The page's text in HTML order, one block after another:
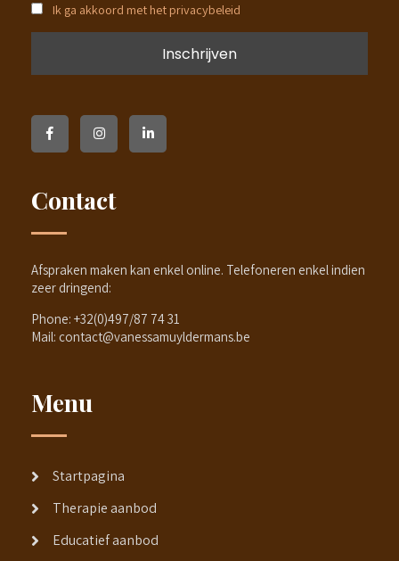
Ik ga akkoord met het privacybeleid
Contact
Afspraken maken kan enkel online. Telefoneren enkel indien
zeer dringend:
Phone: +32(0)497/87 74 31
Mail: contact@vanessamuyldermans.be
Menu
Startpagina
Therapie aanbod
Educatief aanbod